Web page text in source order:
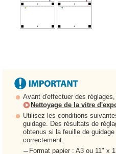
Avant d'effectuer des
Nettoyage de la vitre
Utilisez les conditions
guidage. Des résultats de
obtenus si la feuille de
correctement.
Format papier : A3 ou 11" x